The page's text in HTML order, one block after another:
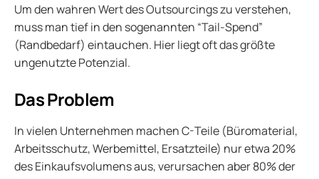
Um den wahren Wert des Outsourcings zu verstehen,
muss man tief in den sogenannten “Tail-Spend”
(Randbedarf) eintauchen. Hier liegt oft das größte
ungenutzte Potenzial.
Das Problem
In vielen Unternehmen machen C-Teile (Büromaterial,
Arbeitsschutz, Werbemittel, Ersatzteile) nur etwa 20%
des Einkaufsvolumens aus, verursachen aber 80% der